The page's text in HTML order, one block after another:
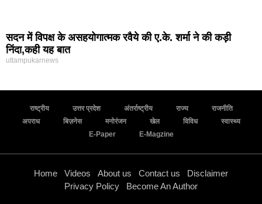
सदन में विपक्ष के असहयोगात्मक रवैये की ए.के. शर्मा ने की कड़ी
निंदा,कही यह बात
uttampukarnews
राष्ट्रीय उत्तर प्रदेश अंतर्राष्ट्रीय राज्य
राजनीति
अपराध
बिज़नेस मनोरंजन खेल विविध
स्वास्थ्य
E-Paper
E-Magzine
Home Videos About us Contact us
Disclaimer
Privacy Policy
Become An Author